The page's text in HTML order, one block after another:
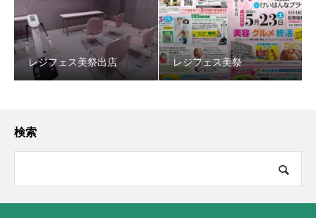
レジフェス美祭出店 レジフェス美祭
検索